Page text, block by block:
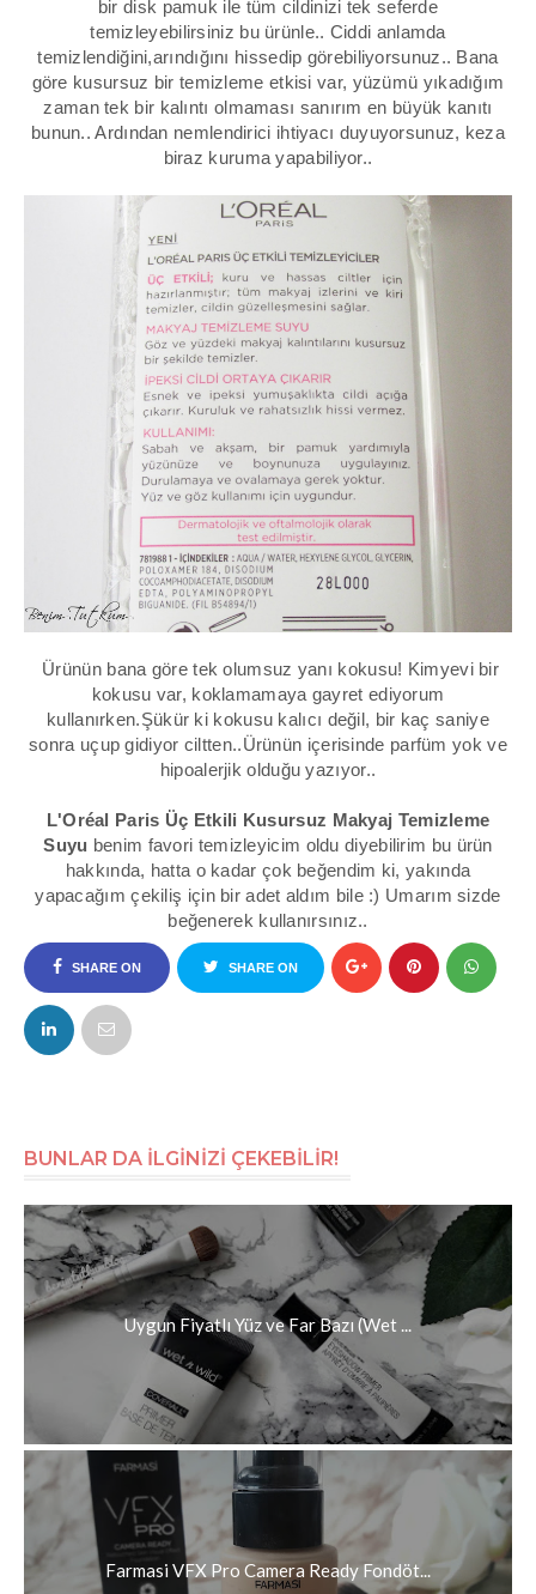
bir disk pamuk ile tüm cildinizi tek seferde
temizleyebilirsiniz bu ürünle.. Ciddi anlamda
temizlendiğini,arındığını hissedip görebiliyorsunuz.. Bana
göre kusursuz bir temizleme etkisi var, yüzümü yıkadığım
zaman tek bir kalıntı olmaması sanırım en büyük kanıtı
bunun.. Ardından nemlendirici ihtiyacı duyuyorsunuz, keza
biraz kuruma yapabiliyor..
Ürünün bana göre tek olumsuz yanı kokusu! Kimyevi bir
kokusu var, koklamamaya gayret ediyorum
kullanırken.Şükür ki kokusu kalıcı değil, bir kaç saniye
sonra uçup gidiyor ciltten..Ürünün içerisinde parfüm yok ve
hipoalerjik olduğu yazıyor..
L'Oréal Paris Üç Etkili Kusursuz Makyaj Temizleme
Suyu benim favori temizleyicim oldu diyebilirim bu ürün
hakkında, hatta o kadar çok beğendim ki, yakında
yapacağım çekiliş için bir adet aldım bile :) Umarım sizde
beğenerek kullanırsınız..
SHARE ON
FACEBOOK
SHARE ON
BUNLAR DA İLGİNİZİ ÇEKEBİLİR!
Uygun Fiyatlı Yüz ve Far Bazı (Wet ...
Farmasi VFX Pro Camera Ready Fondöt...